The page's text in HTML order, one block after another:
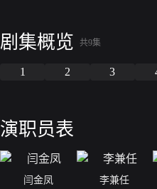
剧集概览 共9集
1 2 3
演职员表
闫金凤 李兼任